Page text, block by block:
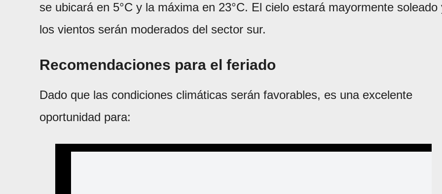
se ubicará en 5°C y la máxima en 23°C. El cielo estará mayormente soleado
los vientos serán moderados del sector sur.
Recomendaciones para el feriado
Dado que las condiciones climáticas serán favorables, es una excelente
oportunidad para: